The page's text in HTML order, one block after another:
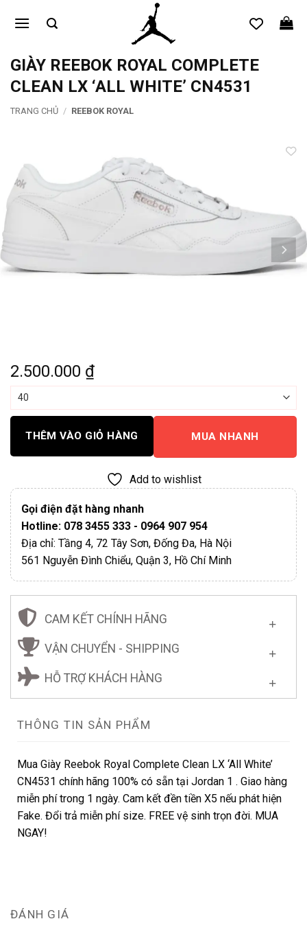
qua
dungGIÀY REEBOK ROYAL COMPLETE
CLEAN LX ‘ALL WHITE’ CN4531
TRANG CHỦ / REEBOK ROYAL
2.500.000 ₫
THÊM VÀO GIỎ HÀNG MUA NHANH
Add to wishlist
Gọi điện đặt hàng nhanh
Hotline: 078 3455 333 - 0964 907 954
Địa chỉ: Tầng 4, 72 Tây Sơn, Đống Đa, Hà Nội
561 Nguyễn Đình Chiểu, Quận 3, Hồ Chí Minh
CAM KẾT CHÍNH HÃNG
VẬN CHUYỂN - SHIPPING
HỖ TRỢ KHÁCH HÀNG
THÔNG TIN SẢN PHẨM
Mua Giày Reebok Royal Complete Clean LX ‘All White’
CN4531 chính hãng 100% có sẵn tại Jordan 1 . Giao hàng
miễn phí trong 1 ngày. Cam kết đền tiền X5 nếu phát hiện
Fake. Đổi trả miễn phí size. FREE vệ sinh trọn đời. MUA
NGAY!
ĐÁNH GIÁ